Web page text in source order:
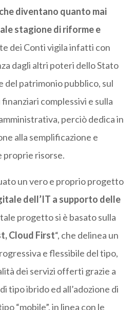
diventano quanto mai
stagione di riforme e
dei Conti vigila infatti con
dagli altri poteri dello Stato
del patrimonio pubblico, sul
complessivi e sulla
perciò dedica in
alla semplificazione e
proprie risorse.
un vero e proprio progetto
dell’IT a supporto delle
progetto si è basato sulla
Cloud First“, che delinea un
e flessibile del tipo,
dei servizi offerti grazie a
tipo ibrido ed all’adozione di
“mobile”, in linea con le